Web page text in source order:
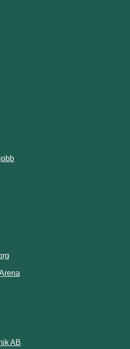
webbplats.
till annan webbplats.
till annan webbplats.
AB